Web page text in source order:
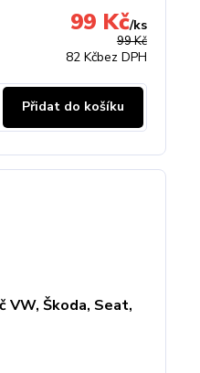
99 Kč
99 Kč/ks
82 Kčbez DPH
Přidat do košíku